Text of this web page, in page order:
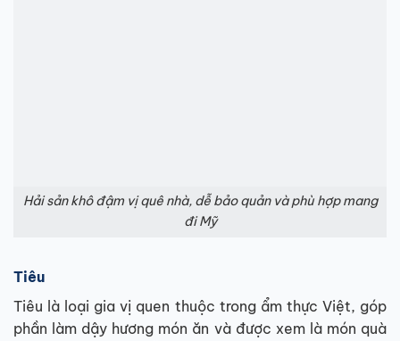
Hải sản khô đậm vị quê nhà, dễ bảo quản và phù hợp mang
đi Mỹ
Tiêu
Tiêu là loại gia vị quen thuộc trong ẩm thực Việt, góp
phần làm dậy hương món ăn và được xem là món quà